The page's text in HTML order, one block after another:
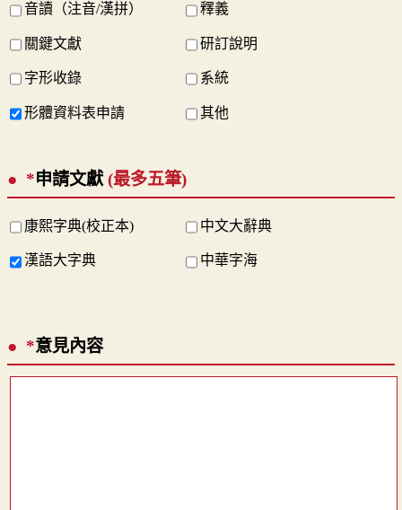
音讀（注音/漢拼） 釋義
關鍵文獻 研訂說明
字形收錄 系統
形體資料表申請 其他
*申請文獻(最多五筆)
康熙字典(校正本) 中文大辭典
漢語大字典 中華字海
*意見內容